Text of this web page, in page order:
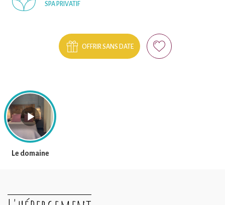
SPA PRIVATIF
OFFRIR SANS DATE
Le domaine